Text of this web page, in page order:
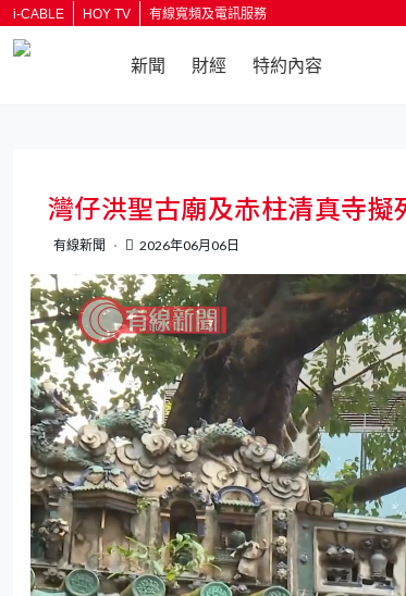
i-CABLE HOY TV 有線寬頻及電訊服務
新聞 財經 特約內容
灣仔洪聖古廟及赤柱清真寺
有線新聞 2026年06月06日